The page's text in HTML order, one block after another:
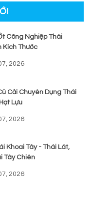
Công Nghiệp Thái
Kích Thước
2026
Cải Chuyên Dụng Thái
Lựu
2026
Khoai Tây - Thái Lát,
Tây Chiên
2026